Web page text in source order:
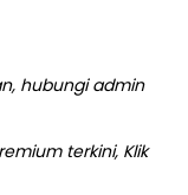
hubungi admin
terkini, Klik